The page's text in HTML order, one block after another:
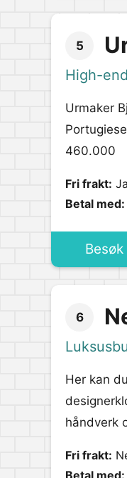
5
High-
Urmaker
460.000
Fri frakt:
Betal med:
Besøk
6
Her kan
håndverk
Fri frakt:
Betal med: